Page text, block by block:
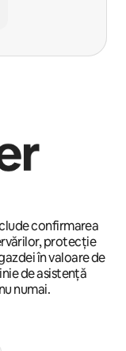
confirmarea
protecție
în valoare de
de asistență
numai.